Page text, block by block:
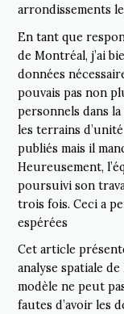
arrondissements
En tant que
de Montréal, j’ai
données
pouvais pas non
personnels dans
les terrains
publiés mais il
Heureusement,
poursuivi son
trois fois. Ceci a
espérées
Cet article
analyse spatiale
modèle ne peut
fautes d’avoir les